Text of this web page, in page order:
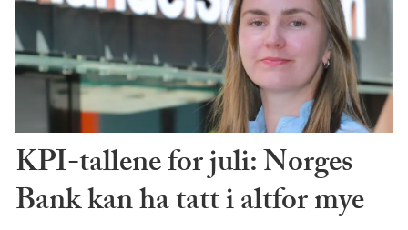
KPI-tallene for juli: Norges
Bank kan ha tatt i altfor mye